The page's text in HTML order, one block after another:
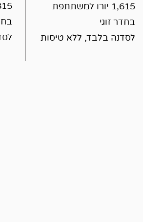
1,615 יורו למשתתפת
בחדר זוגי
לסדנה בלבד, ללא טיסות